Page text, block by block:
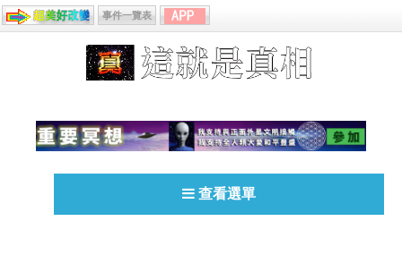
事件一覽表
查看選單